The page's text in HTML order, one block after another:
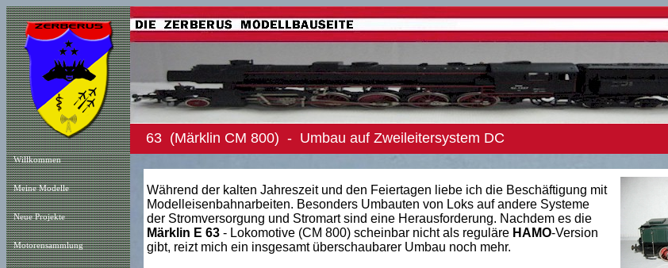
Willkommen
Meine Modelle
Neue Projekte
Motorensammlung
63 (Märklin CM 800) - Umbau auf Zweileitersystem DC
Während der kalten Jahreszeit und den Feiertagen liebe ich die Beschäftigung mit
Modelleisenbahnarbeiten. Besonders Umbauten von Loks auf andere Systeme
der Stromversorgung und Stromart sind eine Herausforderung. Nachdem es die
Märklin E 63 - Lokomotive (CM 800) scheinbar nicht als reguläre HAMO-Version
gibt, reizt mich ein insgesamt überschaubarer Umbau noch mehr.